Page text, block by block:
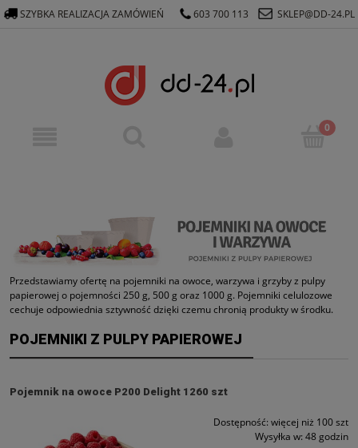
SZYBKA REALIZACJA ZAMÓWIEŃ 603 700 113 SKLEP@DD-24.PL
Przedstawiamy ofertę na pojemniki na owoce, warzywa i grzyby z pulpy
papierowej o pojemności 250 g, 500 g oraz 1000 g. Pojemniki celulozowe
cechuje odpowiednia sztywność dzięki czemu chronią produkty w środku.
POJEMNIKI Z PULPY PAPIEROWEJ
Pojemnik na owoce P200 Delight 1260 szt
Dostępność: więcej niż 100 szt
Wysyłka w: 48 godzin